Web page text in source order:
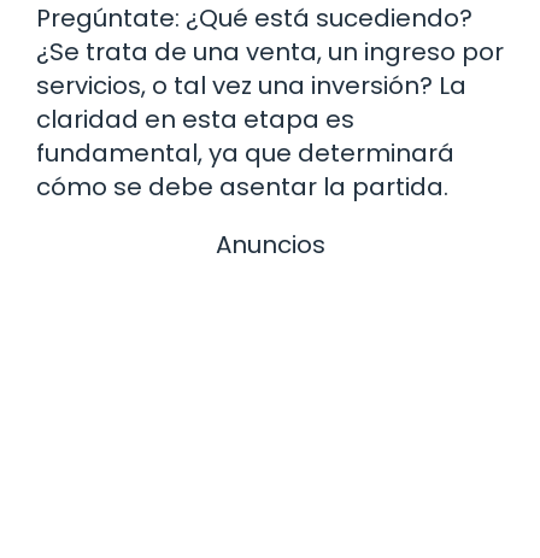
Pregúntate: ¿Qué está sucediendo?
¿Se trata de una venta, un ingreso por
servicios, o tal vez una inversión? La
claridad en esta etapa es
fundamental, ya que determinará
cómo se debe asentar la partida.
Anuncios